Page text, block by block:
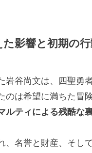
影響と初期の
岩谷尚文は、四聖勇
は希望に満ちた冒険
ルティによる残酷な
、名誉と財産、そし